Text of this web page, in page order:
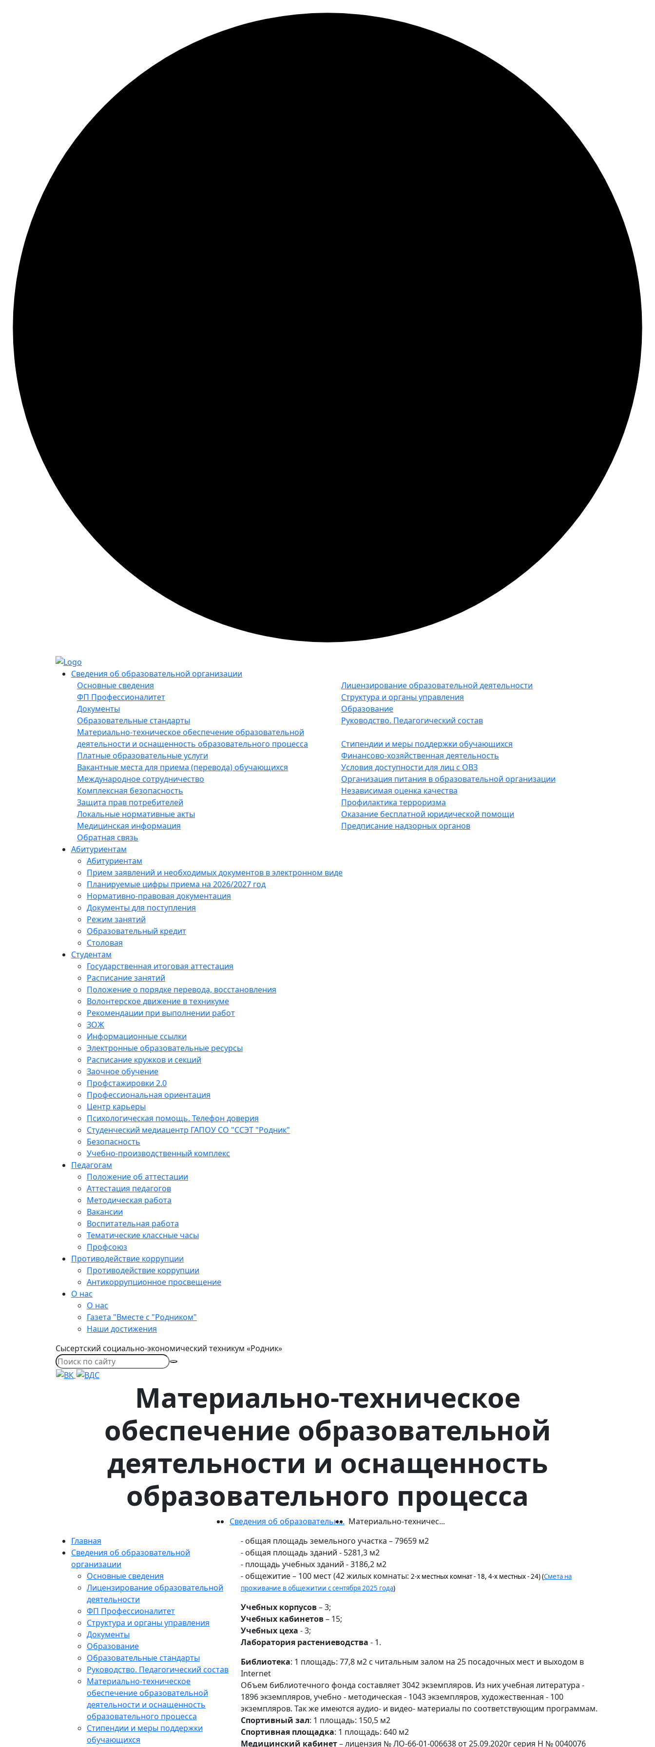
Сведения об образовательной организации
Основные сведения
Лицензирование образовательной деятельности
ФП Профессионалитет
Структура и органы управления
Документы
Образование
Образовательные стандарты
Руководство. Педагогический состав
Материально-техническое обеспечение образовательной
деятельности и оснащенность образовательного процесса
Стипендии и меры поддержки обучающихся
Платные образовательные услуги
Финансово-хозяйственная деятельность
Вакантные места для приема (перевода) обучающихся
Условия доступности для лиц с ОВЗ
Международное сотрудничество
Организация питания в образовательной организации
Комплексная безопасность
Независимая оценка качества
Защита прав потребителей
Профилактика терроризма
Локальные нормативные акты
Оказание бесплатной юридической помощи
Медицинская информация
Предписание надзорных органов
Обратная связь
Абитуриентам
Абитуриентам
Прием заявлений и необходимых документов в электронном виде
Планируемые цифры приема на 2026/2027 год
Нормативно-правовая документация
Документы для поступления
Режим занятий
Образовательный кредит
Столовая
Студентам
Государственная итоговая аттестация
Расписание занятий
Положение о порядке перевода, восстановления
Волонтерское движение в техникуме
Рекомендации при выполнении работ
ЗОЖ
Информационные ссылки
Электронные образовательные ресурсы
Расписание кружков и секций
Заочное обучение
Профстажировки 2.0
Профессиональная ориентация
Центр карьеры
Психологическая помощь. Телефон доверия
Студенческий медиацентр ГАПОУ СО "ССЭТ "Родник"
Безопасность
Учебно-производственный комплекс
Педагогам
Положение об аттестации
Аттестация педагогов
Методическая работа
Вакансии
Воспитательная работа
Тематические классные часы
Профсоюз
Противодействие коррупции
Противодействие коррупции
Антикоррупционное просвещение
О нас
О нас
Газета "Вместе с "Родником"
Наши достижения
Сысертский социально-экономический техникум «Родник»
Материально-техническое
обеспечение образовательной
деятельности и оснащенность
образовательного процесса
Сведения об образовательн... Материально-техничес...
Главная
Сведения об образовательной
организации
Основные сведения
Лицензирование образовательной
деятельности
ФП Профессионалитет
Структура и органы управления
Документы
Образование
Образовательные стандарты
Руководство. Педагогический состав
Материально-техническое
обеспечение образовательной
деятельности и оснащенность
образовательного процесса
Стипендии и меры поддержки
обучающихся
- общая площадь земельного участка – 79659 м2
- общая площадь зданий - 5281,3 м2
- площадь учебных зданий - 3186,2 м2
- общежитие – 100 мест (42 жилых комнаты: 2-х местных комнат - 18, 4-х местных - 24) (Смета на
проживание в общежитии с сентября 2025 года)
Учебных корпусов– 3;
Учебных кабинетов– 15;
Учебных цеха - 3;
Лаборатория растениеводства - 1.
Библиотека: 1 площадь: 77,8 м2 с читальным залом на 25 посадочных мест и выходом в
Internet
Объем библиотечного фонда составляет 3042 экземпляров. Из них учебная литература -
1896 экземпляров, учебно - методическая - 1043 экземпляров, художественная - 100
экземпляров. Так же имеются аудио- и видео- материалы по соответствующим программам.
Спортивный зал: 1 площадь: 150,5 м2
Спортивная площадка: 1 площадь: 640 м2
Медицинский кабинет– лицензия № ЛО-66-01-006638 от 25.09.2020г серия Н № 0040076